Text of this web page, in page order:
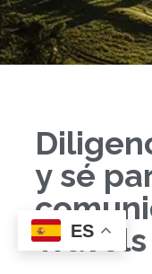
y sé
Travels
ES